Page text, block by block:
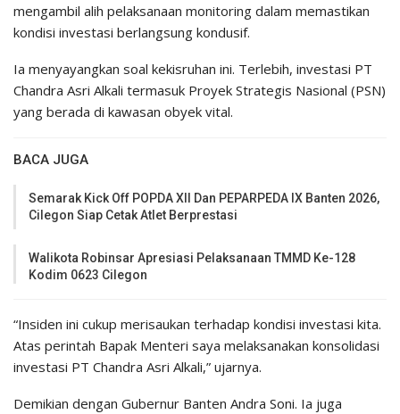
mengambil alih pelaksanaan monitoring dalam memastikan
kondisi investasi berlangsung kondusif.
Ia menyayangkan soal kekisruhan ini. Terlebih, investasi PT
Chandra Asri Alkali termasuk Proyek Strategis Nasional (PSN)
yang berada di kawasan obyek vital.
BACA JUGA
Semarak Kick Off POPDA XII Dan PEPARPEDA IX Banten 2026,
Cilegon Siap Cetak Atlet Berprestasi
Walikota Robinsar Apresiasi Pelaksanaan TMMD Ke-128
Kodim 0623 Cilegon
“Insiden ini cukup merisaukan terhadap kondisi investasi kita.
Atas perintah Bapak Menteri saya melaksanakan konsolidasi
investasi PT Chandra Asri Alkali,” ujarnya.
Demikian dengan Gubernur Banten Andra Soni. Ia juga